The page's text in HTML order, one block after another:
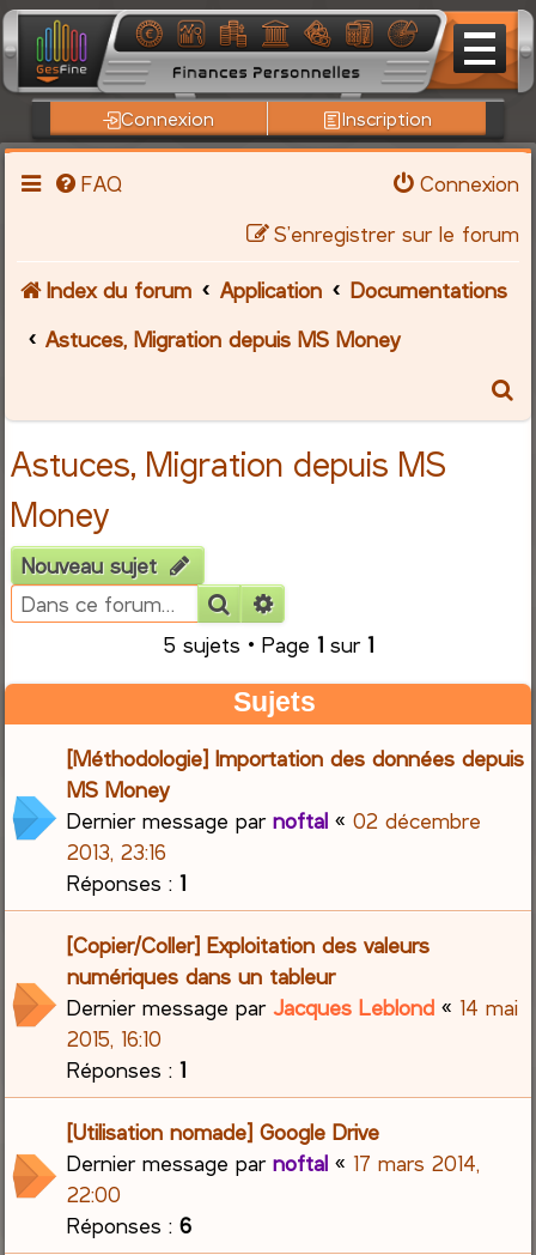
Connexion Inscription
FAQ
Connexion
S’enregistrer sur le forum
Index du forum Application
Documentations
Astuces, Migration depuis MS Money
c
h
Astuces, Migration depuis MS
Money
Nouveau sujet
Rechercher
5 sujets • Page 1sur 1
Sujets
[Méthodologie] Importation des données depuis
MS Money
Dernier message parnoftal «02 décembre
2013, 23:16
Réponses :1
[Copier/Coller] Exploitation des valeurs
numériques dans un tableur
Dernier message parJacques Leblond « 14 mai
2015, 16:10
Réponses :1
[Utilisation nomade] Google Drive
Dernier message parnoftal « 17 mars 2014,
22:00
Réponses :6